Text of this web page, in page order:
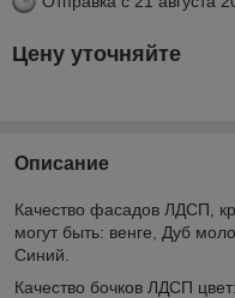
Цену уточняйте
Описание
Качество фасадов ЛДСП,
могут быть: венге, Дуб
Синий.
Качество бочков ЛДСП